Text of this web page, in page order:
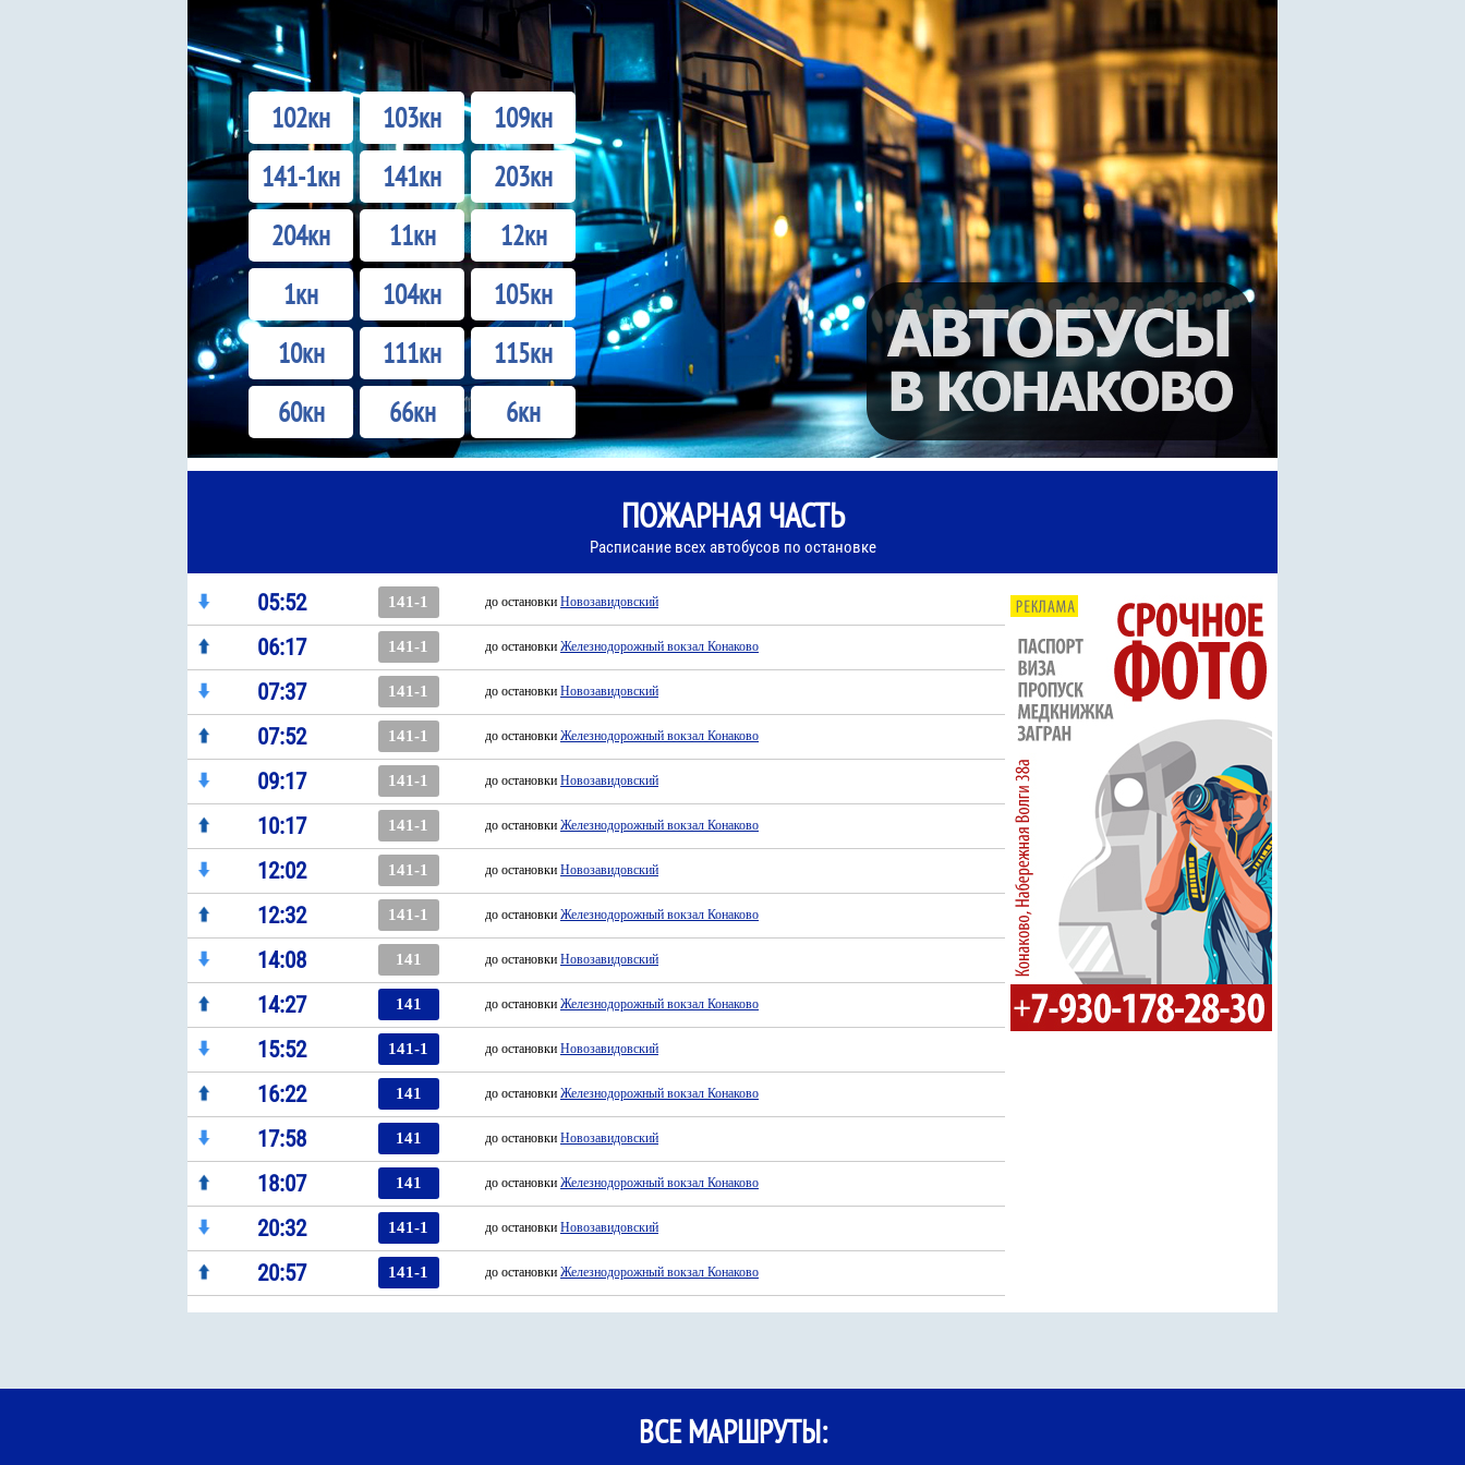
102кн 103кн
109кн
141-1кн
141кн
203кн
204кн
11кн
12кн
1кн
104кн
105кн
10кн
111кн
115кн
60кн
66кн 6кн
ПОЖАРНАЯ ЧАСТЬ
Расписание всех автобусов по остановке
05:52 141-1 до остановки Новозавидовский
06:17 141-1 до остановки Железнодорожный вокзал Конаково
07:37 141-1 до остановки Новозавидовский
07:52 141-1 до остановки Железнодорожный вокзал Конаково
09:17 141-1 до остановки Новозавидовский
10:17 141-1 до остановки Железнодорожный вокзал Конаково
12:02 141-1 до остановки Новозавидовский
12:32 141-1 до остановки Железнодорожный вокзал Конаково
14:08 141 до остановки Новозавидовский
14:27 141 до остановки Железнодорожный вокзал Конаково
15:52 141-1 до остановки Новозавидовский
16:22 141 до остановки Железнодорожный вокзал Конаково
17:58 141 до остановки Новозавидовский
18:07 141 до остановки Железнодорожный вокзал Конаково
20:32 141-1 до остановки Новозавидовский
20:57 141-1 до остановки Железнодорожный вокзал Конаково
ВСЕ МАРШРУТЫ: